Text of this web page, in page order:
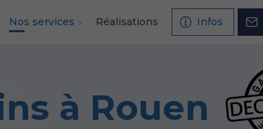
Nos services Réalisations Infos
à Rouen